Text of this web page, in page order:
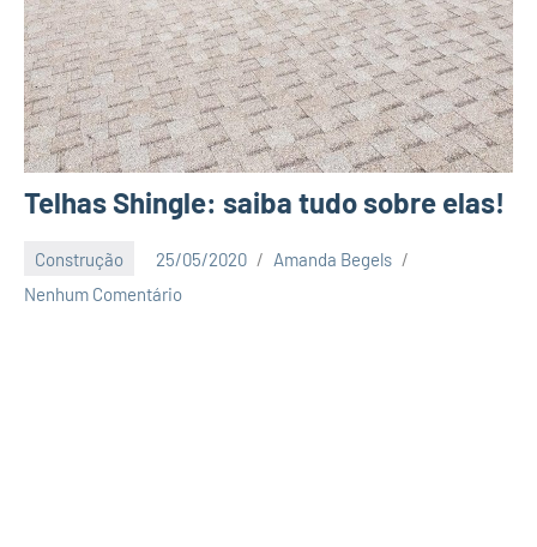
Telhas Shingle: saiba tudo sobre elas!
Construção 25/05/2020
Amanda Begels
Nenhum Comentário